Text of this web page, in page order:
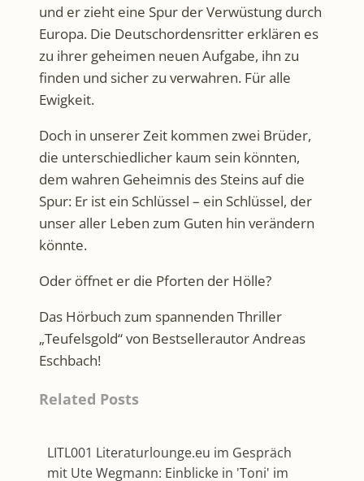
und er zieht eine Spur der Verwüstung durch
Europa. Die Deutschordensritter erklären es
zu ihrer geheimen neuen Aufgabe, ihn zu
finden und sicher zu verwahren. Für alle
Ewigkeit.
Doch in unserer Zeit kommen zwei Brüder,
die unterschiedlicher kaum sein könnten,
dem wahren Geheimnis des Steins auf die
Spur: Er ist ein Schlüssel – ein Schlüssel, der
unser aller Leben zum Guten hin verändern
könnte.
Oder öffnet er die Pforten der Hölle?
Das Hörbuch zum spannenden Thriller
„Teufelsgold“ von Bestsellerautor Andreas
Eschbach!
Related Posts
LITL001 Literaturlounge.eu im Gespräch
mit Ute Wegmann: Einblicke in 'Toni' im